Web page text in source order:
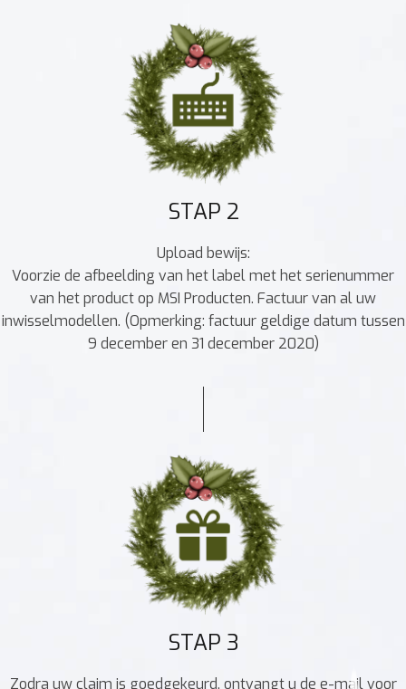
STAP 2
Upload bewijs:
Voorzie de afbeelding van het label met het serienummer
van het product op MSI Producten. Factuur van al uw
inwisselmodellen. (Opmerking: factuur geldige datum tussen
9 december en 31 december 2020)
STAP 3
Zodra uw claim is goedgekeurd, ontvangt u de e-mail voor